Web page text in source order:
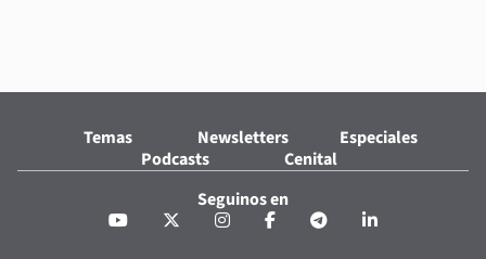
Temas Newsletters
Especiales
Podcasts
Cenital
Seguinos en